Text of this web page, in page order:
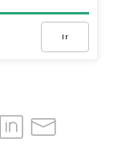
Ir